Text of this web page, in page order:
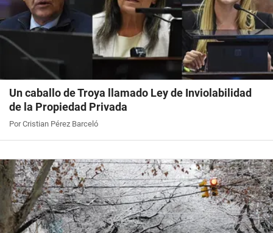
Un caballo de Troya llamado Ley de Inviolabilidad
de la Propiedad Privada
Por Cristian Pérez Barceló